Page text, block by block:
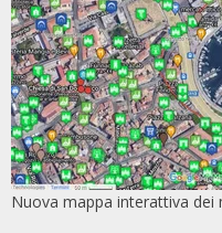
Nuova mappa interattiva